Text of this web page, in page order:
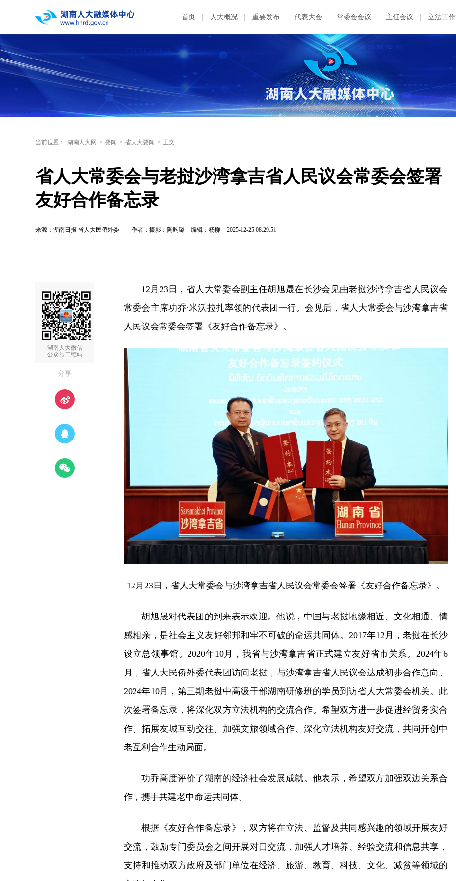
首页 人大概况 重要发布 代表大会 常委会会议 主任会议 立法工作
当前位置： 湖南人大网 > 要闻 > 省人大要闻 > 正文
省人大常委会与老挝沙湾拿吉省人民议会常委会签署
友好合作备忘录
来源：湖南日报 省人大民侨外委 作者：摄影：陶昀璐 编辑：杨柳 2025-12-25 08:29:51
湖南人大微信
公众号二维码
—分享—
12月23日，省人大常委会副主任胡旭晟在长沙会见由老挝沙湾拿吉省人民议会
常委会主席功乔·米沃拉扎率领的代表团一行。会见后，省人大常委会与沙湾拿吉省
人民议会常委会签署《友好合作备忘录》。
12月23日，省人大常委会与沙湾拿吉省人民议会常委会签署《友好合作备忘录》。
胡旭晟对代表团的到来表示欢迎。他说，中国与老挝地缘相近、文化相通、情
感相亲，是社会主义友好邻邦和牢不可破的命运共同体。2017年12月，老挝在长沙
设立总领事馆。2020年10月，我省与沙湾拿吉省正式建立友好省市关系。2024年6
月，省人大民侨外委代表团访问老挝，与沙湾拿吉省人民议会达成初步合作意向。
2024年10月，第三期老挝中高级干部湖南研修班的学员到访省人大常委会机关。此
次签署备忘录，将深化双方立法机构的交流合作。希望双方进一步促进经贸务实合
作、拓展友城互动交往、加强文旅领域合作、深化立法机构友好交流，共同开创中
老互利合作生动局面。
功乔高度评价了湖南的经济社会发展成就。他表示，希望双方加强双边关系合
作，携手共建老中命运共同体。
根据《友好合作备忘录》，双方将在立法、监督及共同感兴趣的领域开展友好
交流，鼓励专门委员会之间开展对口交流，加强人才培养、经验交流和信息共享，
支持和推动双方政府及部门单位在经济、旅游、教育、科技、文化、减贫等领域的